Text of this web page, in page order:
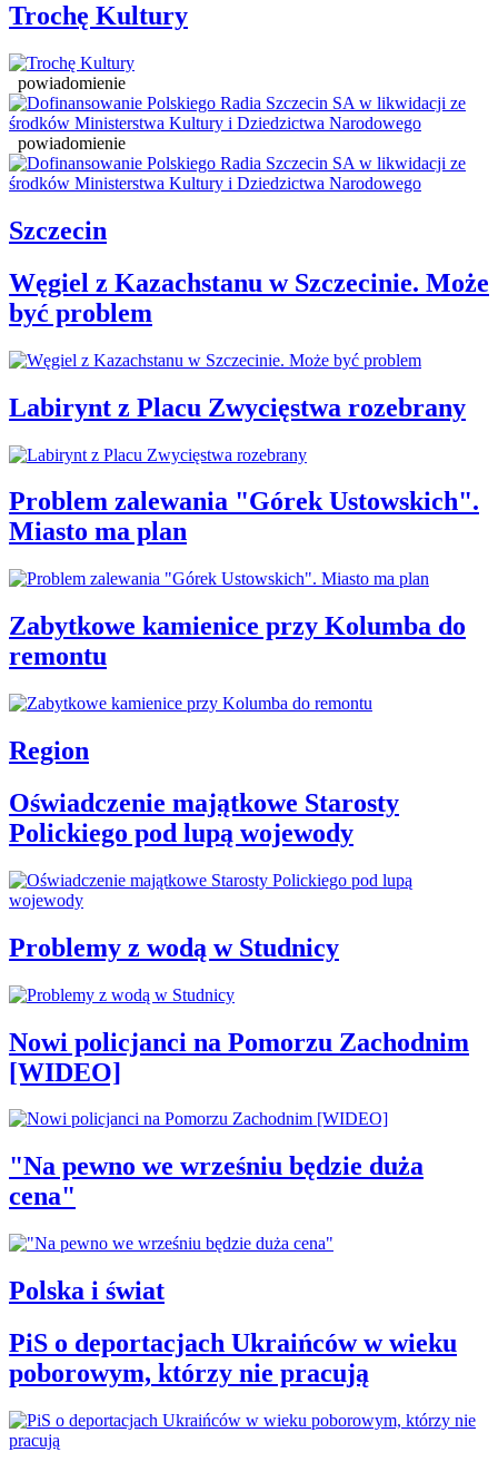
Trochę Kultury
powiadomienie
powiadomienie
Szczecin
Węgiel z Kazachstanu w Szczecinie. Może
być problem
Labirynt z Placu Zwycięstwa rozebrany
Problem zalewania "Górek Ustowskich".
Miasto ma plan
Zabytkowe kamienice przy Kolumba do
remontu
Region
Oświadczenie majątkowe Starosty
Polickiego pod lupą wojewody
Problemy z wodą w Studnicy
Nowi policjanci na Pomorzu Zachodnim
[WIDEO]
"Na pewno we wrześniu będzie duża
cena"
Polska i świat
PiS o deportacjach Ukraińców w wieku
poborowym, którzy nie pracują